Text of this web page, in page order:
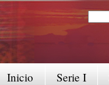
Serie I
Inicio